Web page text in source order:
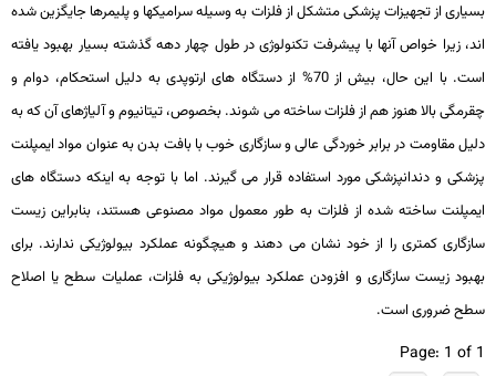
بسیاری از تجهیزات پزشکی متشکل از فلزات به وسیله سرامیک­ها و پلیمرها جایگزین شده
­اند، زیرا خواص آن­ها با پیشرفت تکنولوژی در طول چهار دهه گذشته بسیار بهبود یافته
است. با این حال، بیش از 70% از دستگاه­ های ارتوپدی به دلیل استحکام، دوام و
چقرمگی بالا هنوز هم از فلزات ساخته می­ شوند. بخصوص، تیتانیوم و آلیاژهای آن که به
دلیل مقاومت در برابر خوردگی عالی و سازگاری خوب با بافت بدن به عنوان مواد ایمپلنت
پزشکی و دندانپزشکی مورد استفاده قرار می­­ گیرند. اما با توجه به اینکه دستگاه ­های
ایمپلنت ساخته شده از فلزات به طور معمول مواد مصنوعی هستند، بنابراین زیست
سازگاری کمتری را از خود نشان می­ دهند و هیچ­گونه عملکرد بیولوژیکی ندارند. برای
بهبود زیست­ سازگاری و افزودن عملکرد بیولوژیکی به فلزات، عملیات سطح یا اصلاح
سطح ضروری است.
Page: 1 of 1